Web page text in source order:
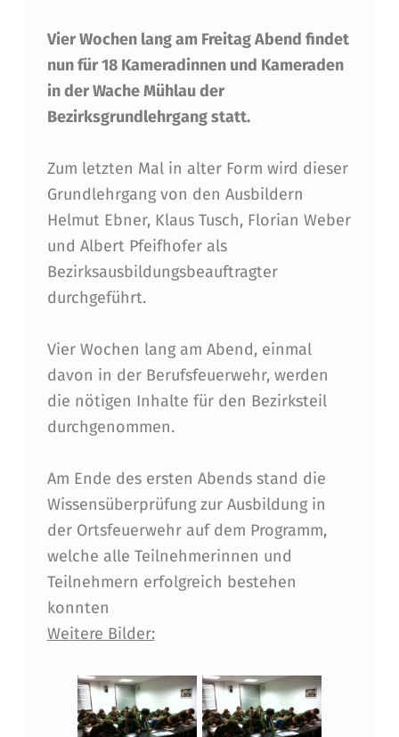
I
R
K
G
R
U
N
D
L
E
H
R
G
A
N
G
G
E
Vier Wochen lang am Freitag Abend findet
nun für 18 Kameradinnen und Kameraden
in der Wache Mühlau der
Bezirksgrundlehrgang statt.
Zum letzten Mal in alter Form wird dieser
Grundlehrgang von den Ausbildern
Helmut Ebner, Klaus Tusch, Florian Weber
und Albert Pfeifhofer als
Bezirksausbildungsbeauftragter
durchgeführt.
Vier Wochen lang am Abend, einmal
davon in der Berufsfeuerwehr, werden
die nötigen Inhalte für den Bezirksteil
durchgenommen.
Am Ende des ersten Abends stand die
Wissensüberprüfung zur Ausbildung in
der Ortsfeuerwehr auf dem Programm,
welche alle Teilnehmerinnen und
Teilnehmern erfolgreich bestehen
konnten
Weitere Bilder: